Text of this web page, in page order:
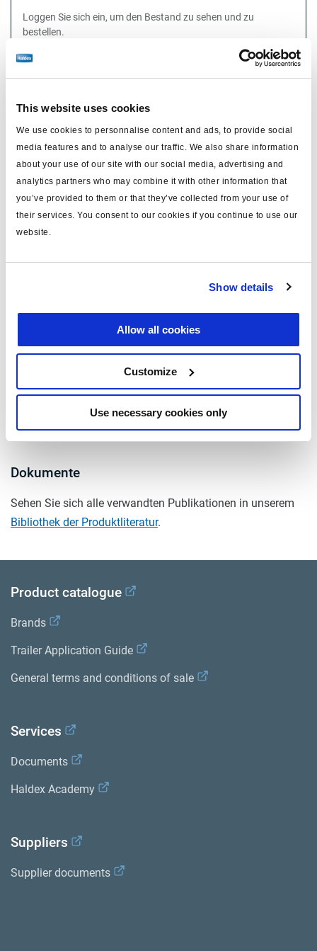
This website uses cookies
We use cookies to personnalise content and ads, to provide social
media features and to analyse our traffic. We also share information
about your use of our site with our social media, advertising and
analytics partners who may combine it with other information that
you’ve provided to them or that they’ve collected from your use of
their services. You consent to our cookies if you continue to use our
website.
Show details
Allow all cookies
Customize
Use necessary cookies only
Loggen Sie sich ein, um den Bestand zu sehen und zu
bestellen.
für ISO 7638
MODAL ja
Länge (m) 12
Farbe
Kontaktstift x 5
Sicherung abgesichert
Anzahl der Litzen 5
Dokumente
Sehen Sie sich alle verwandten Publikationen in unserem
Bibliothek der Produktliteratur.
Product catalogue
Brands
Trailer Application Guide
General terms and conditions of sale
Services
Documents
Haldex Academy
Suppliers
Supplier documents